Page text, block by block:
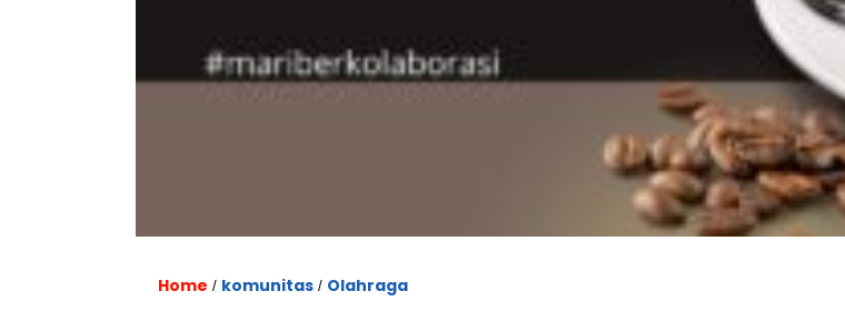
Home / komunitas / Olahraga